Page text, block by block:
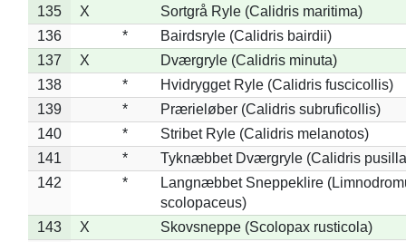
135
X
Sortgrå Ryle (Calidris maritima)
136
*
Bairdsryle (Calidris bairdii)
137
X
Dværgryle (Calidris minuta)
138
*
Hvidrygget Ryle (Calidris fuscicollis)
139
*
Prærieløber (Calidris subruficollis)
140
*
Stribet Ryle (Calidris melanotos)
141
*
Tyknæbbet Dværgryle (Calidris
142
*
Langnæbbet Sneppeklire
scolopaceus)
143
X
Skovsneppe (Scolopax rusticola)